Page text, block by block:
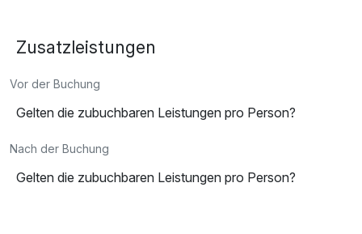
Zusatzleistungen
Vor der Buchung
Gelten die zubuchbaren Leistungen pro Person?
Nach der Buchung
Gelten die zubuchbaren Leistungen pro Person?